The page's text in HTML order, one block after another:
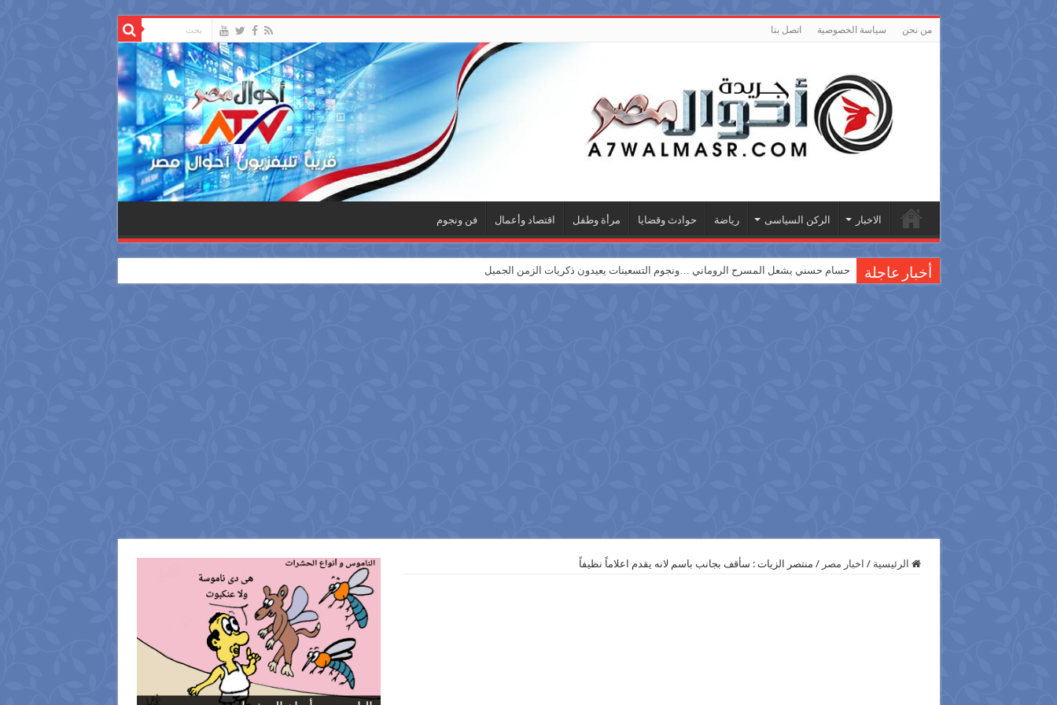
من نحن سياسة الخصوصية اتصل بنا
الاخبار الركن السياسى رياضة حوادث وقضايا مرأة وطفل اقتصاد وأعمال فن ونجوم
أخبار عاجلة حسام حسني يشعل المسرح الروماني …ونجوم التسعينات يعيدون ذكريات الزمن الجميل
الرئيسية / اخبار مصر / منتصر الزيات : سأقف بجانب باسم لانه يقدم اعلاماً نظيفاً